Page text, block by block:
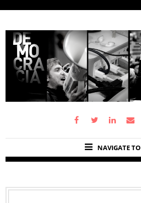
NAVIGATE TO